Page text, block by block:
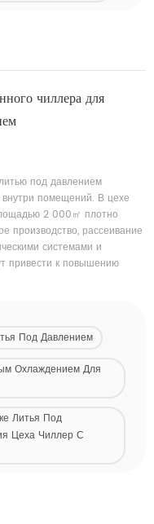
чиллера для
под давлением
помещений. В цехе
2 000㎡ плотно
производство, рассеивание
системами и
привести к повышению
Под Давлением
Охлаждением Для
Литья Под
Цеха Чиллер С